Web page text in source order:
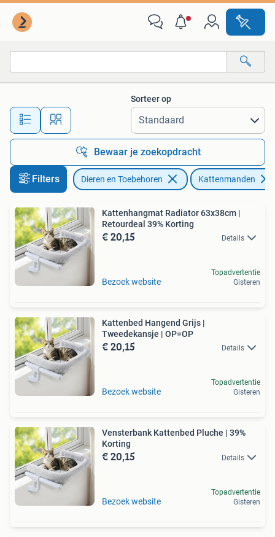
Alle afstanden…
Sorteer op
Bewaar je zoekopdracht
Filters Dieren en Toebehoren Kattenmanden
Kattenhangmat Radiator 63x38cm |
Retourdeal 39% Korting
€ 20,15 Details
Bezoek website
Topadvertentie
Gisteren
Kattenbed Hangend Grijs |
Tweedekansje | OP=OP
€ 20,15 Details
Bezoek website
Topadvertentie
Gisteren
Vensterbank Kattenbed Pluche | 39%
Korting
€ 20,15 Details
Bezoek website
Topadvertentie
Gisteren